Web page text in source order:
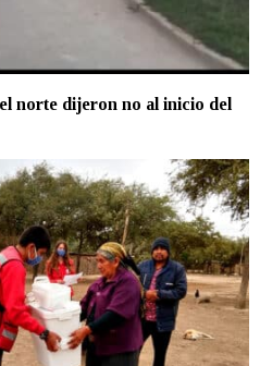
norte dijeron no al inicio del